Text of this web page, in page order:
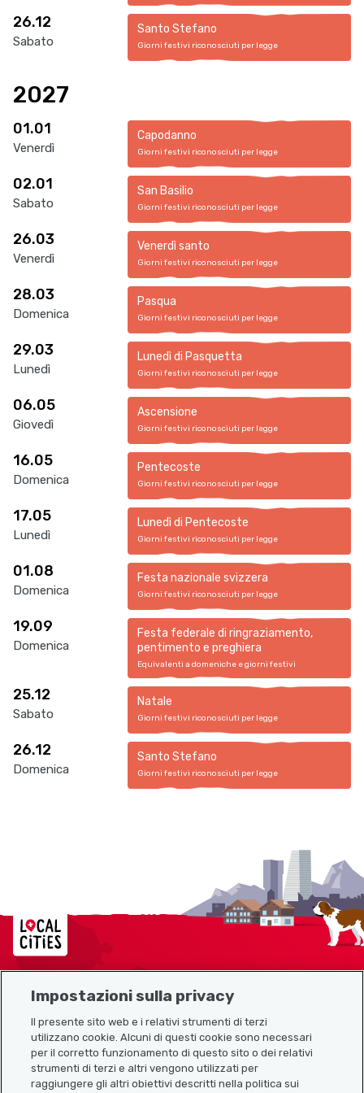
26.12
Sabato
Santo Stefano
Giorni festivi riconosciuti per legge
2027
01.01
Venerdì
Capodanno
Giorni festivi riconosciuti per legge
02.01
Sabato
San Basilio
Giorni festivi riconosciuti per legge
26.03
Venerdì
Venerdì santo
Giorni festivi riconosciuti per legge
28.03
Domenica
Pasqua
Giorni festivi riconosciuti per legge
29.03
Lunedì
Lunedì di Pasquetta
Giorni festivi riconosciuti per legge
06.05
Giovedì
Ascensione
Giorni festivi riconosciuti per legge
16.05
Domenica
Pentecoste
Giorni festivi riconosciuti per legge
17.05
Lunedì
Lunedì di Pentecoste
Giorni festivi riconosciuti per legge
01.08
Domenica
Festa nazionale svizzera
Giorni festivi riconosciuti per legge
19.09
Domenica
Festa federale di ringraziamento,
pentimento e preghiera
Equivalenti a domeniche e giorni festivi
25.12
Sabato
Natale
Giorni festivi riconosciuti per legge
26.12
Domenica
Santo Stefano
Giorni festivi riconosciuti per legge
Localcities
Link utili
Impostazioni sulla privacy
Il presente sito web e i relativi strumenti di terzi
utilizzano cookie. Alcuni di questi cookie sono necessari
per il corretto funzionamento di questo sito o dei relativi
strumenti di terzi e altri vengono utilizzati per
raggiungere gli altri obiettivi descritti nella politica sui